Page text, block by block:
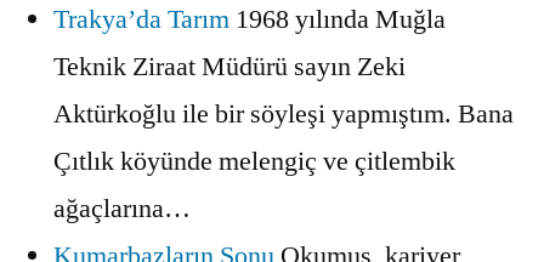
Trakya’da Tarım 1968 yılında Muğla
Teknik Ziraat Müdürü sayın Zeki
Aktürkoğlu ile bir söyleşi yapmıştım. Bana
Çıtlık köyünde melengiç ve çitlembik
ağaçlarına…